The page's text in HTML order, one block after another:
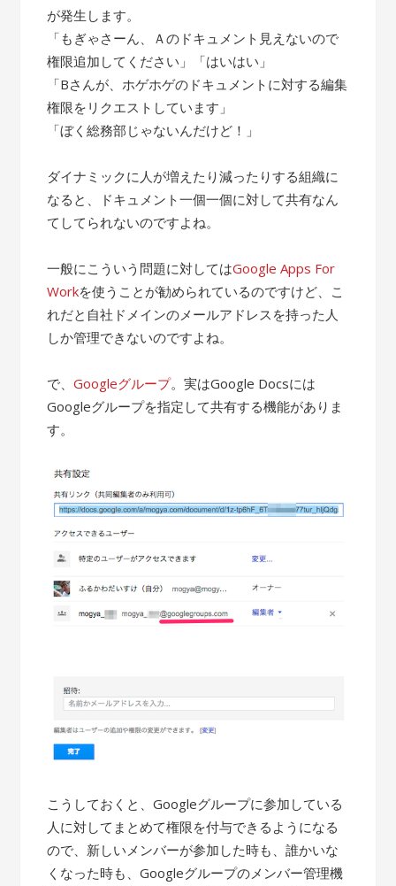
が発生します。
「もぎゃさーん、Ａのドキュメント見えないので
権限追加してください」「はいはい」
「Bさんが、ホゲホゲのドキュメントに対する編集
権限をリクエストしています」
「ぼく総務部じゃないんだけど！」
ダイナミックに人が増えたり減ったりする組織に
なると、ドキュメント一個一個に対して共有なん
てしてられないのですよね。
一般にこういう問題に対してはGoogle Apps For
Workを使うことが勧められているのですけど、こ
れだと自社ドメインのメールアドレスを持った人
しか管理できないのですよね。
で、Googleグループ。実はGoogle Docsには
Googleグループを指定して共有する機能がありま
す。
こうしておくと、Googleグループに参加している
人に対してまとめて権限を付与できるようになる
ので、新しいメンバーが参加した時も、誰かいな
くなった時も、Googleグループのメンバー管理機